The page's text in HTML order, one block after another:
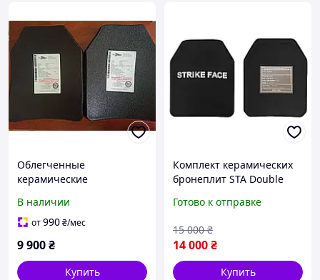
Облегченные
керамические
USA NIJ III бронеплиты XL
27×35 см Бронеплиты 3
В наличии
от990₴/мес
9 900₴
Купить
Комплект керамических
бронеплит STA Double
2.8 кг (2051971776)
Готово к отправке
14 000₴
15 000 ₴
Купить